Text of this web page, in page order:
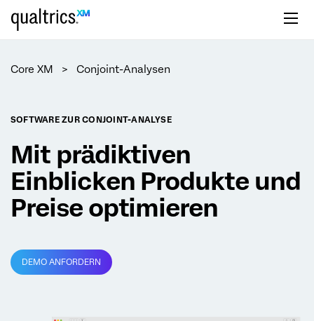
zum Hauptinhalt springen
Core XM Conjoint-Analysen
SOFTWARE ZUR CONJOINT-ANALYSE
Mit prädiktiven
Einblicken Produkte und
Preise optimieren
DEMO ANFORDERN